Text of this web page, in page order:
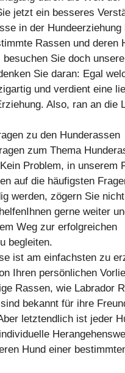
jetzt ein besseres
in der Hundeerziehung
Rassen und deren
Sie doch
Sie daran: Egal
und verdient eine
Also, ran an die
zu den Hunderassen
zum Thema
Problem, in unserem
auf die häufigsten
werden, zögern Sie
gerne weiter
Weg zur erfolgreichen
begleiten.
ist am einfachsten zu
Ihren persönlichen
Rassen, wie Labrador
bekannt für ihre
letztendlich ist jeder
Hund einer